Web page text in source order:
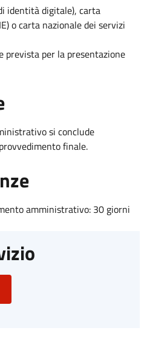
identità digitale), carta
o carta nazionale dei servizi
per la presentazione
si conclude
finale.
amministrativo: 30 giorni